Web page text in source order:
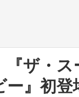
ザ・
ー』初